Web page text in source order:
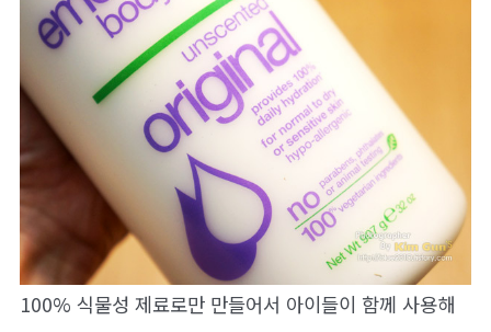
100% 식물성 제료로만 만들어서 아이들이 함께 사용해